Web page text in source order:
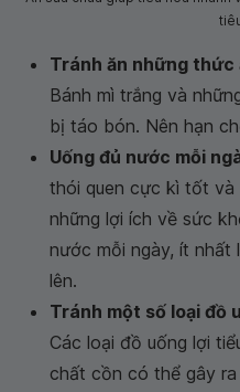
Tránh ăn những thức
Bánh mì trắng và
bị táo bón. Nên hạn
Uống đủ nước mỗi
thói quen cực kì tốt và
những lợi ích về sức
nước mỗi ngày, ít nhất
lên.
Tránh một số loại đồ
Các loại đồ uống lợi
chất cồn có thể gây